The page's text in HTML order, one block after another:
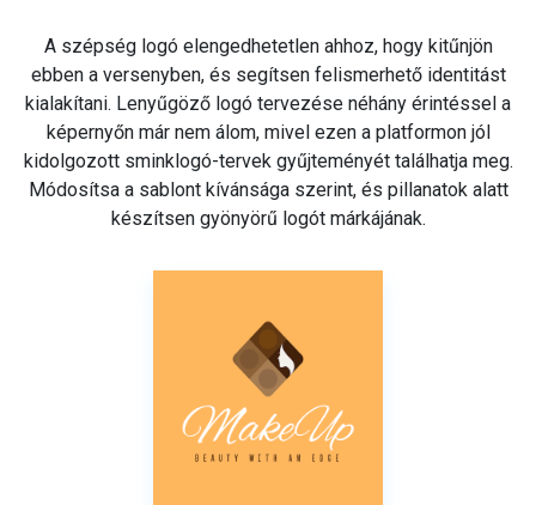
A szépség logó elengedhetetlen ahhoz, hogy kitűnjön
ebben a versenyben, és segítsen felismerhető identitást
kialakítani. Lenyűgöző logó tervezése néhány érintéssel a
képernyőn már nem álom, mivel ezen a platformon jól
kidolgozott sminklogó-tervek gyűjteményét találhatja meg.
Módosítsa a sablont kívánsága szerint, és pillanatok alatt
készítsen gyönyörű logót márkájának.